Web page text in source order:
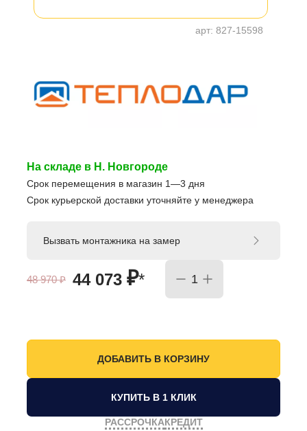
арт: 827-15598
На складе в Н. Новгороде
Срок перемещения в магазин 1—3 дня
Срок курьерской доставки уточняйте у менеджера
48 970₽ 44 073 ₽*
Вызвать монтажника на замер
КУПИТЬ В 1 КЛИК
РАССРОЧКАКРЕДИТ